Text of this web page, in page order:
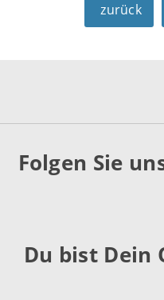
zurück
Folgen Sie
Du bist Dein